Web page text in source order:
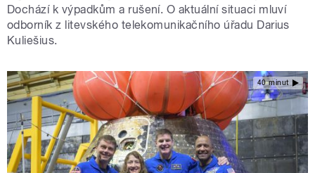
Dochází k výpadkům a rušení. O aktuální situaci mluví
odborník z litevského telekomunikačního úřadu Darius
Kuliešius.
40 minut